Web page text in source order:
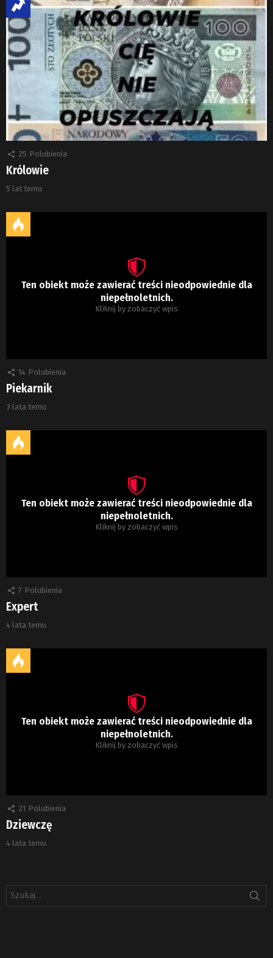
25 Polubienia
Królowie
5 lat temu
Ten obiekt może zawierać treści nieodpowiednie dla
niepełnoletnich.
Kliknij by zobaczyć wpis
14 Polubienia
Piekarnik
3 lata temu
Ten obiekt może zawierać treści nieodpowiednie dla
niepełnoletnich.
Kliknij by zobaczyć wpis
7 Polubienia
Expert
4 lata temu
Ten obiekt może zawierać treści nieodpowiednie dla
niepełnoletnich.
Kliknij by zobaczyć wpis
21 Polubienia
Dziewczę
4 lata temu